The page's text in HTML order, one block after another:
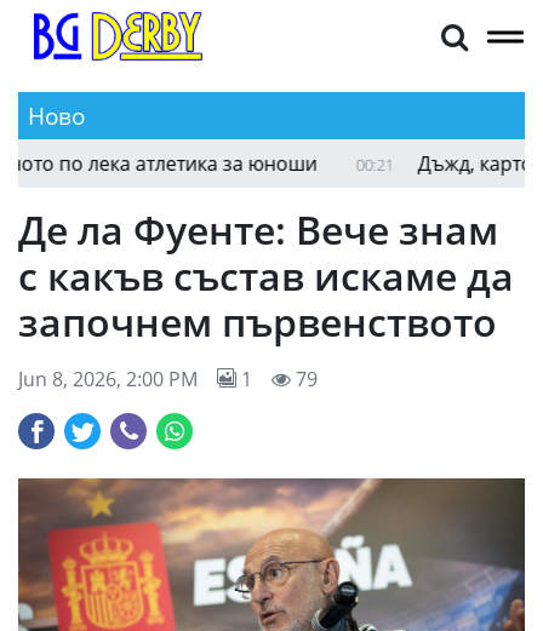
Ново
00:29 Още един българин е на финал на Световното
Де ла Фуенте: Вече знам
с какъв състав искаме да
започнем първенството
Jun 8, 2026, 2:00 PM 1 79